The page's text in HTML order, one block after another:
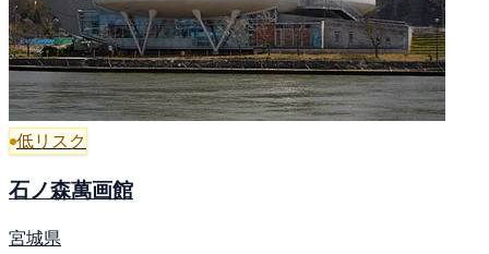
低リスク
石ノ森萬画館
宮城県